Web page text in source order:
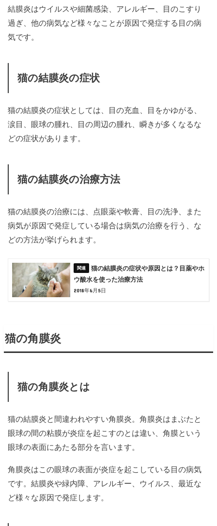
結膜炎はウイルスや細菌感染、アレルギー、目のこすり
過ぎ、他の病気など様々なことが原因で発症する目の病
気です。
猫の結膜炎の症状
猫の結膜炎の症状としては、目の充血、目をかゆがる、
涙目、眼球の腫れ、目の周辺の腫れ、瞬きが多くなるな
どの症状があります。
猫の結膜炎の治療方法
猫の結膜炎の治療には、点眼薬や軟膏、目の洗浄、また
病気が原因で発症している場合は病気の治療を行う、な
どの方法が挙げられます。
猫の結膜炎の症状や原因とは？目薬やホ
ウ酸水を使った治療方法
2018年6月5日
猫の角膜炎
猫の角膜炎とは
猫の結膜炎と間違われやすい角膜炎。角膜炎はまぶたと
眼球の間の粘膜が炎症を起こすのとは違い、角膜という
眼球の表面にあたる部分を言います。
角膜炎はこの眼球の表面が炎症を起こしている目の病気
です。結膜炎や緑内障、アレルギー、ウイルス、最近な
ど様々な原因で発症します。